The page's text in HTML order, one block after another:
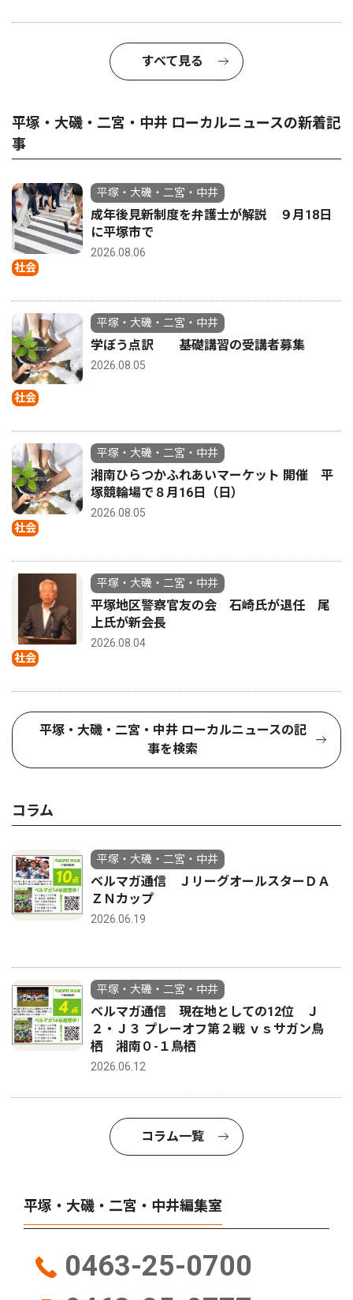
すべて見る
平塚・大磯・二宮・中井 ローカルニュースの新着記
事
社会
平塚・大磯・二宮・中井
成年後見新制度を弁護士が解説 ９月18日
に平塚市で
2026.08.06
社会
平塚・大磯・二宮・中井
学ぼう点訳 基礎講習の受講者募集
2026.08.05
社会
平塚・大磯・二宮・中井
湘南ひらつかふれあいマーケット 開催 平
塚競輪場で８月16日（日）
2026.08.05
社会
平塚・大磯・二宮・中井
平塚地区警察官友の会 石崎氏が退任 尾
上氏が新会長
2026.08.04
平塚・大磯・二宮・中井 ローカルニュースの記
事を検索
コラム
平塚・大磯・二宮・中井
ベルマガ通信 ＪリーグオールスターＤＡ
ＺＮカップ
2026.06.19
平塚・大磯・二宮・中井
ベルマガ通信 現在地としての12位 Ｊ
２・Ｊ３ プレーオフ第２戦 ｖｓサガン鳥
栖 湘南０-１鳥栖
2026.06.12
コラム一覧
平塚・大磯・二宮・中井編集室
0463-25-0700